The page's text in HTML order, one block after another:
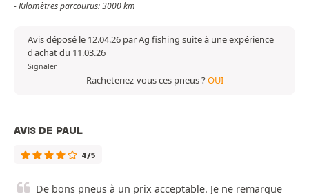
- Kilomètres parcourus: 3000 km
Avis déposé le 12.04.26 par Ag fishing suite à une expérience
d'achat du 11.03.26
Signaler
Racheteriez-vous ces pneus ?OUI
AVIS DE PAUL
4/5
De bons pneus à un prix acceptable. Je ne remarque